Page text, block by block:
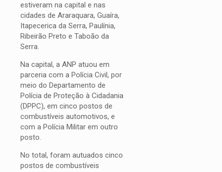
estiveram na capital e nas
cidades de Araraquara, Guaíra,
Itapecerica da Serra, Paulínia,
Ribeirão Preto e Taboão da
Serra.
Na capital, a ANP atuou em
parceria com a Polícia Civil, por
meio do Departamento de
Polícia de Proteção à Cidadania
(DPPC), em cinco postos de
combustíveis automotivos, e
com a Polícia Militar em outro
posto.
No total, foram autuados cinco
postos de combustíveis